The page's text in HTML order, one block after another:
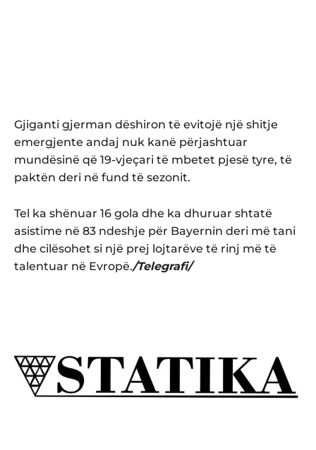
Gjiganti gjerman dëshiron të evitojë një shitje
emergjente andaj nuk kanë përjashtuar
mundësinë që 19-vjeçari të mbetet pjesë tyre, të
paktën deri në fund të sezonit.
Tel ka shënuar 16 gola dhe ka dhuruar shtatë
asistime në 83 ndeshje për Bayernin deri më tani
dhe cilësohet si një prej lojtarëve të rinj më të
talentuar në Evropë./Telegrafi/